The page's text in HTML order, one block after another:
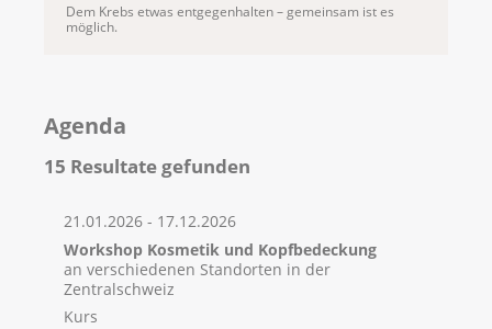
Dem Krebs etwas entgegenhalten – gemeinsam ist es
möglich.
Agenda
15 Resultate gefunden
21.01.2026 - 17.12.2026
Workshop Kosmetik und Kopfbedeckung
an verschiedenen Standorten in der
Zentralschweiz
Kurs